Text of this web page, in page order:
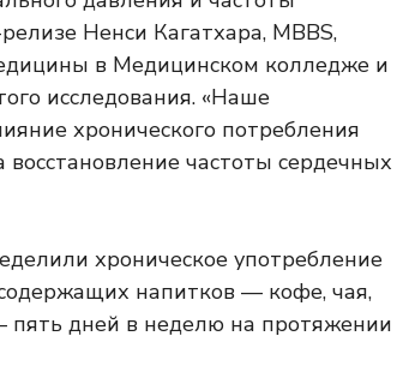
Ненси Кагатхара, MBBS,
в Медицинском колледже и
исследования. «Наше
хронического потребления
частоты сердечных
хроническое употребление
напитков — кофе, чая,
пять дней в неделю на протяжении